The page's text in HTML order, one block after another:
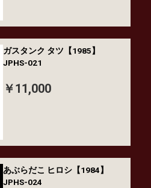
ガスタンク タツ【1985】
JPHS-021
￥11,000
あぶらだこ ヒロシ【1984】
JPHS-024